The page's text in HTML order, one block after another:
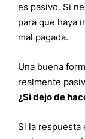
es pasivo. Si
para que haya
mal pagada.
Una buena
realmente
¿Si dejo de
Si la respuesta